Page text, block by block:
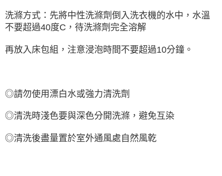
洗滌方式：先將中性洗滌劑倒入洗衣機的水中，水溫
不要超過40度C，待洗滌劑完全溶解
再放入床包組，注意浸泡時間不要超過10分鐘。
◎請勿使用漂白水或強力清洗劑
◎清洗時淺色要與深色分開洗滌，避免互染
◎清洗後盡量置於室外通風處自然風乾